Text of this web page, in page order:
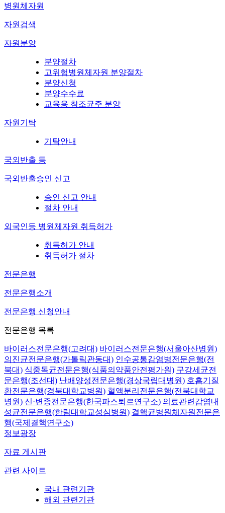
병원체자원
자원검색
자원분양
분양절차
고위험병원체자원 분양절차
분양신청
분양수수료
교육용 참조균주 분양
자원기탁
기탁안내
국외반출 등
국외반출승인 신고
승인 신고 안내
절차 안내
외국인등 병원체자원 취득허가
취득허가 안내
취득허가 절차
전문은행
전문은행소개
전문은행 신청안내
전문은행 목록
바이러스전문은행(고려대) 바이러스전문은행(서울아산병원)
의진균전문은행(가톨릭관동대) 인수공통감염병전문은행(전
북대) 식중독균전문은행(식품의약품안전평가원) 구강세균전
문은행(조선대) 난배양성전문은행(경상국립대병원) 호흡기질
환전문은행(경북대학교병원) 혈액분리전문은행(전북대학교
병원) 신·변종전문은행(한국파스퇴르연구소) 의료관련감염내
성균전문은행(한림대학교성심병원) 결핵균병원체자원전문은
행(국제결핵연구소)
정보광장
자료 게시판
관련 사이트
국내 관련기관
해외 관련기관